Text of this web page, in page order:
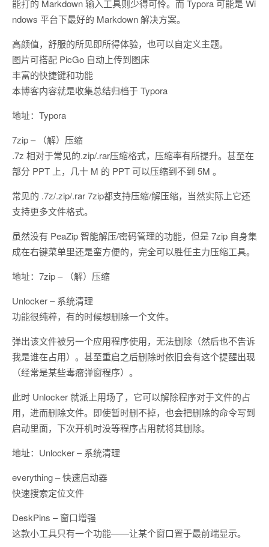
能打的 Markdown 输入工具则少得可怜。而 Typora 可能是 Wi
ndows 平台下最好的 Markdown 解决方案。
高颜值，舒服的所见即所得体验，也可以自定义主题。
图片可搭配 PicGo 自动上传到图床
丰富的快捷键和功能
本博客内容就是收集总结归档于 Typora
地址：Typora
7zip – （解）压缩
.7z 相对于常见的.zip/.rar压缩格式，压缩率有所提升。甚至在
部分 PPT 上，几十 M 的 PPT 可以压缩到不到 5M 。
常见的 .7z/.zip/.rar 7zip都支持压缩/解压缩，当然实际上它还
支持更多文件格式。
虽然没有 PeaZip 智能解压/密码管理的功能，但是 7zip 自身集
成在右键菜单里还是蛮方便的，完全可以胜任主力压缩工具。
地址：7zip – （解）压缩
Unlocker – 系统清理
功能很纯粹，有的时候想删除一个文件。
弹出该文件被另一个应用程序使用，无法删除（然后也不告诉
我是谁在占用）。甚至重启之后删除时依旧会有这个提醒出现
（经常是某些毒瘤弹窗程序）。
此时 Unlocker 就派上用场了，它可以解除程序对于文件的占
用，进而删除文件。即使暂时删不掉，也会把删除的命令写到
启动里面，下次开机时没等程序占用就将其删除。
地址：Unlocker – 系统清理
everything – 快速启动器
快速搜索定位文件
DeskPins – 窗口增强
这款小工具只有一个功能——让某个窗口置于最前端显示。